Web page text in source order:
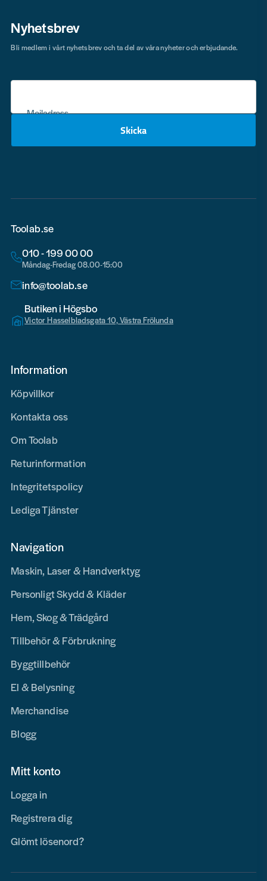
Nyhetsbrev
Mejladress
Skicka
Bli medlem i vårt nyhetsbrev och ta del av våra nyheter och erbjudande.
Toolab.se
010 - 199 00 00
Måndag-Fredag 08.00-15:00
info@toolab.se
Butiken i Högsbo
Victor Hasselbladsgata 10, Västra Frölunda
Information
Köpvillkor
Kontakta oss
Om Toolab
Returinformation
Integritetspolicy
Lediga Tjänster
Navigation
Maskin, Laser & Handverktyg
Personligt Skydd & Kläder
Hem, Skog & Trädgård
Tillbehör & Förbrukning
Byggtillbehör
El & Belysning
Merchandise
Blogg
Mitt konto
Logga in
Registrera dig
Glömt lösenord?